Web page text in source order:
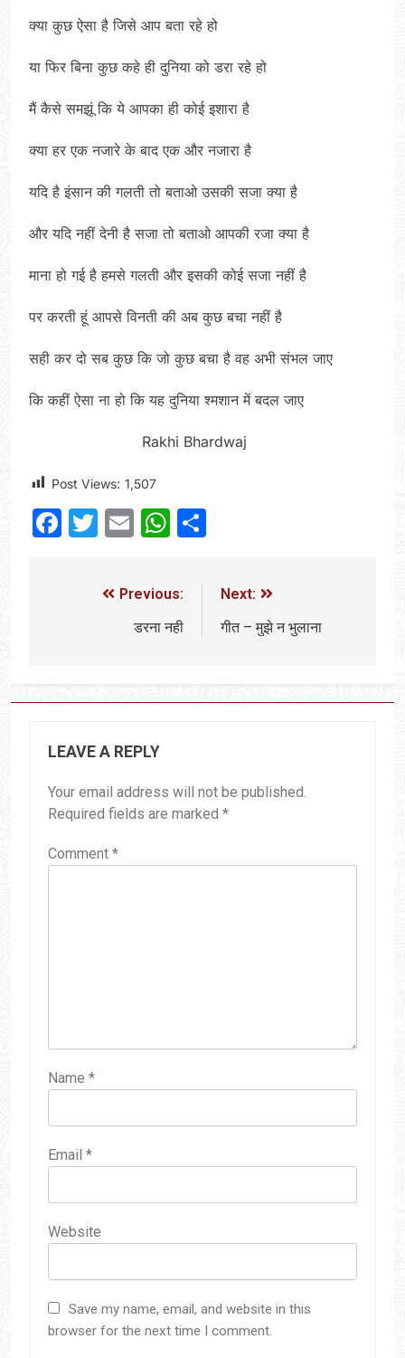
क्या कुछ ऐसा है जिसे आप बता रहे हो
या फिर बिना कुछ कहे ही दुनिया को डरा रहे हो
मैं कैसे समझूं कि ये आपका ही कोई इशारा है
क्या हर एक नजारे के बाद एक और नजारा है
यदि है इंसान की गलती तो बताओ उसकी सजा क्या है
और यदि नहीं देनी है सजा तो बताओ आपकी रजा क्या है
माना हो गई है हमसे गलती और इसकी कोई सजा नहीं है
पर करती हूं आपसे विनती की अब कुछ बचा नहीं है
सही कर दो सब कुछ कि जो कुछ बचा है वह अभी संभल जाए
कि कहीं ऐसा ना हो कि यह दुनिया श्मशान में बदल जाए
Rakhi Bhardwaj
Post Views: 1,507
Facebook
Twitter
EmailWhatsApp
Previous:
डरना नही
Next:
गीत – मुझे न भुलाना
LEAVE A REPLY
Your email address will not be published.
Required fields are marked *
Comment *
Name *
Email *
Website
Save my name, email, and website in this
browser for the next time I comment.